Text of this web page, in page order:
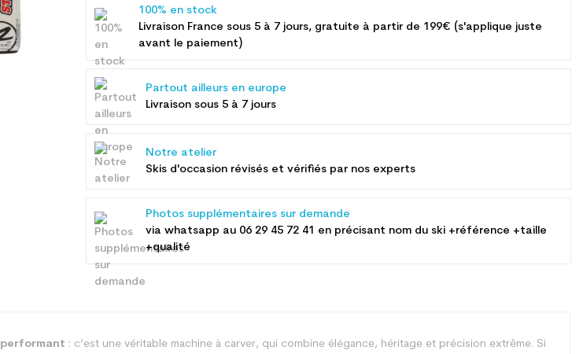
100% en stock
Livraison France sous 5 à 7 jours, gratuite à partir de 199€ (s'applique juste
avant le paiement)
Partout ailleurs en europe
Livraison sous 5 à 7 jours
Notre atelier
Skis d'occasion révisés et vérifiés par nos experts
Photos supplémentaires sur demande
via whatsapp au 06 29 45 72 41 en précisant nom du ski +référence +taille
+qualité
performant : c’est une véritable machine à carver, qui combine élégance, héritage et précision extrême. Si